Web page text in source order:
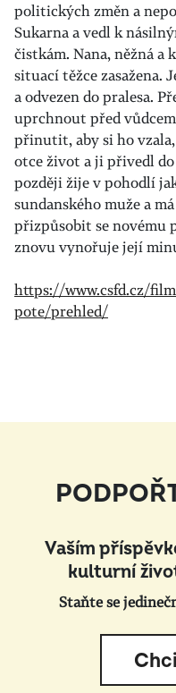
politických změn a
Sukarna a vedl k
čistkám. Nana, něžná a
situací těžce zasažena.
a odvezen do pralesa.
uprchnout před
přinutit, aby si ho
otce život a ji přivedl
později žije v pohodlí
sundanského muže a
přizpůsobit se novému
znovu vynořuje její
https://www.csfd.cz/
pote/prehled/
Vaším
kulturní
Staňte se